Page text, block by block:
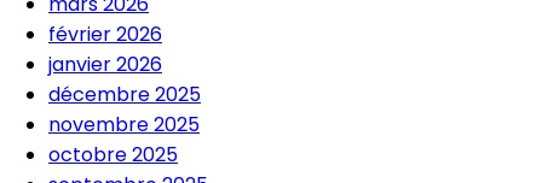
février 2026
janvier 2026
décembre 2025
novembre 2025
octobre 2025